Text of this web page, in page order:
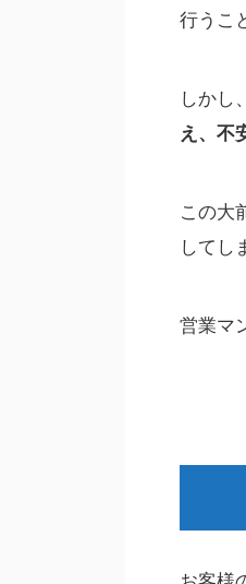
行うこ
しかし
え、不
この大
してし
営業マ